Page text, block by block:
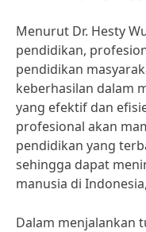
Menurut Dr. Hesty
pendidikan,
pendidikan
keberhasilan dalam
yang efektif dan
profesional akan
pendidikan yang
sehingga dapat
manusia di
Dalam menjalankan